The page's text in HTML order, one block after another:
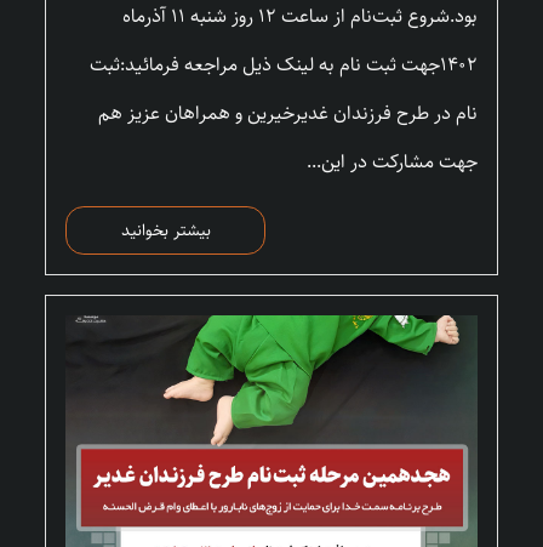
بود.شروع ثبت‌نام از ساعت ۱۲ روز شنبه ۱۱ آذرماه
۱۴۰۲جهت ثبت نام به لینک ذیل مراجعه فرمائید:ثبت
نام در طرح فرزندان غدیرخیرین و همراهان عزیز هم
جهت مشارکت در این...
بیشتر بخوانید